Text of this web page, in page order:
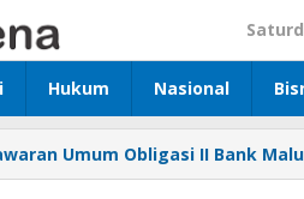
Hukum Nasional
Umum Obligasi II Bank